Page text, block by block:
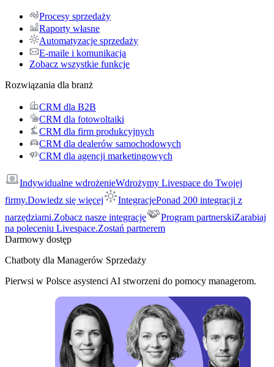
Procesy sprzedaży
Raporty własne
Automatyzacje sprzedaży
E-maile i komunikacja
Zobacz wszystkie funkcje
Rozwiązania dla branż
CRM dla B2B
CRM dla fotowoltaiki
CRM dla firm produkcyjnych
CRM dla dealerów samochodowych
CRM dla agencji marketingowych
Indywidualne wdrożenieWdrożymy Livespace do Twojej
firmy.Dowiedz się więcej IntegracjePonad 200 integracji z
narzędziami.Zobacz nasze integracje Program partnerskiZarabiaj
na poleceniu Livespace.Zostań partnerem
Darmowy dostęp
Chatboty dla Managerów Sprzedaży
Pierwsi w Polsce asystenci AI stworzeni do pomocy managerom.